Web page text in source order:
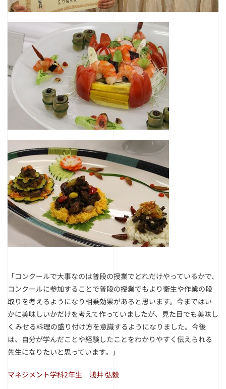
「コンクールで大事なのは普段の授業でどれだけやっているかで、
コンクールに参加することで普段の授業でもより衛生や作業の段
取りを考えるようになり相乗効果があると思います。今まではい
かに美味しいかだけを考えて作っていましたが、見た目でも美味し
くみせる料理の盛り付け方を意識するようになりました。今後
は、自分が学んだことや経験したことをわかりやすく伝えられる
先生になりたいと思っています。」
マネジメント学科2年生 浅井 弘毅